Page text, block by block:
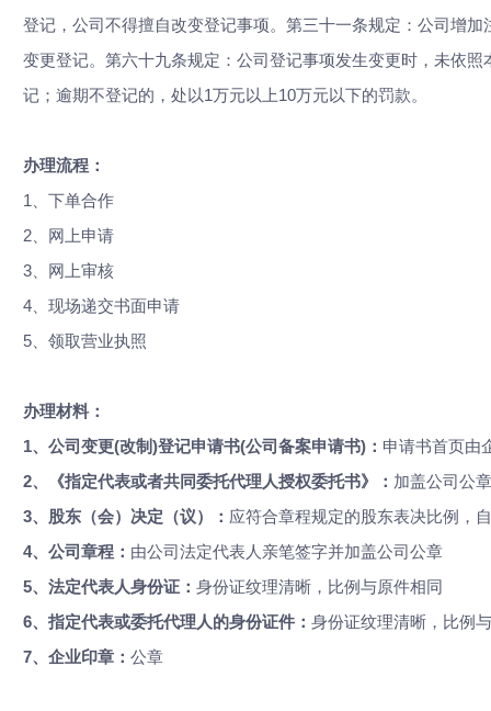
登记，公司不得擅自改变登记事项。第三十一条规定：公司增
变更登记。第六十九条规定：公司登记事项发生变更时，未依
记；逾期不登记的，处以1万元以上10万元以下的罚款。
办理流程：
1、下单合作
2、网上申请
3、网上审核
4、现场递交书面申请
5、领取营业执照
办理材料：
1、 公司变更(改制)登记申请书(公司备案申请书)： 申请书首页由
2、
《指定代表或者共同委托代理人授权委托书》： 加盖公司公章
3、 股东（会）决定（议）： 应符合章程规定的股东表决比例，
4、 公司章程： 由公司法定代表人亲笔签字并加盖公司公章
5、 法定代表人身份证： 身份证纹理清晰，比例与原件相同
6、 指定代表或委托代理人的身份证件： 身份证纹理清晰，比例
7、 企业印章： 公章